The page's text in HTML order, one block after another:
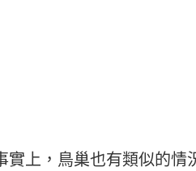
上，鳥巢也有類似的情